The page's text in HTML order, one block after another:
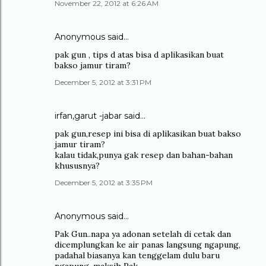
November 22, 2012 at 6:26 AM
Anonymous said…
pak gun , tips d atas bisa d aplikasikan buat
bakso jamur tiram?
December 5, 2012 at 3:31 PM
irfan,garut -jabar said…
pak gun,resep ini bisa di aplikasikan buat bakso
jamur tiram?
kalau tidak,punya gak resep dan bahan-bahan
khususnya?
December 5, 2012 at 3:35 PM
Anonymous said…
Pak Gun..napa ya adonan setelah di cetak dan
dicemplungkan ke air panas langsung ngapung,
padahal biasanya kan tenggelam dulu baru